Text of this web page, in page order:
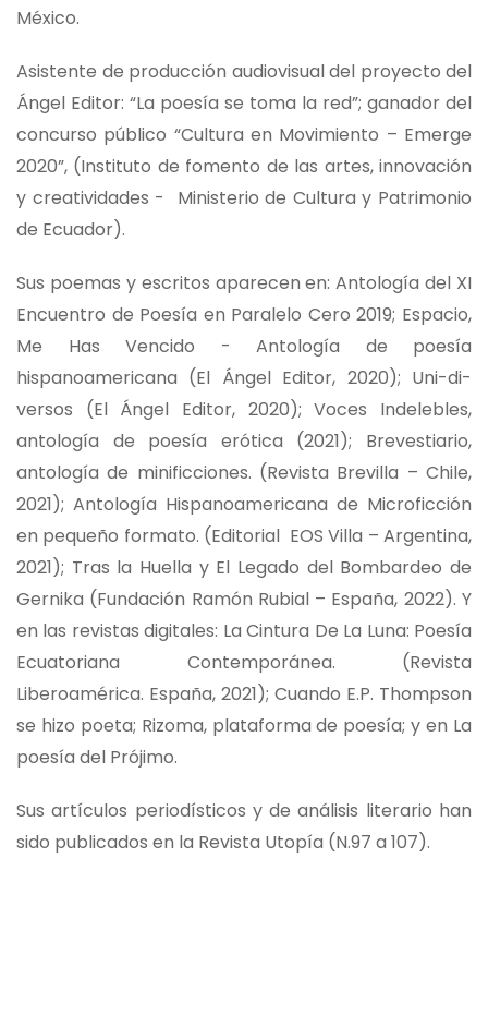
México.
Asistente de producción audiovisual del proyecto del
Ángel Editor: “La poesía se toma la red”; ganador del
concurso público “Cultura en Movimiento – Emerge
2020”, (Instituto de fomento de las artes, innovación
y creatividades - Ministerio de Cultura y Patrimonio
de Ecuador).
Sus poemas y escritos aparecen en: Antología del XI
Encuentro de Poesía en Paralelo Cero 2019; Espacio,
Me Has Vencido - Antología de poesía
hispanoamericana (El Ángel Editor, 2020); Uni-di-
versos (El Ángel Editor, 2020); Voces Indelebles,
antología de poesía erótica (2021); Brevestiario,
antología de minificciones. (Revista Brevilla – Chile,
2021); Antología Hispanoamericana de Microficción
en pequeño formato. (Editorial EOS Villa – Argentina,
2021); Tras la Huella y El Legado del Bombardeo de
Gernika (Fundación Ramón Rubial – España, 2022). Y
en las revistas digitales: La Cintura De La Luna: Poesía
Ecuatoriana Contemporánea. (Revista
Liberoamérica. España, 2021); Cuando E.P. Thompson
se hizo poeta; Rizoma, plataforma de poesía; y en La
poesía del Prójimo.
Sus artículos periodísticos y de análisis literario han
sido publicados en la Revista Utopía (N.97 a 107).